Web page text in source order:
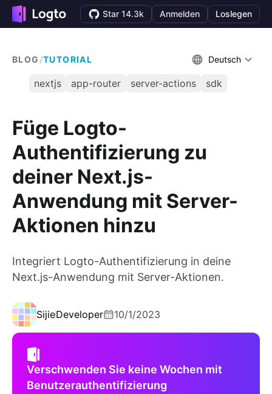
Star 14.3k Anmelden Loslegen
BLOG /TUTORIAL Deutsch
nextjs app-router server-actions sdk
Füge Logto-
Authentifizierung zu
deiner Next.js-
Anwendung mit Server-
Aktionen hinzu
Integriert Logto-Authentifizierung in deine
Next.js-Anwendung mit Server-Aktionen.
SijieDeveloper 10/1/2023
Verschwenden Sie keine Wochen mit
Benutzerauthentifizierung